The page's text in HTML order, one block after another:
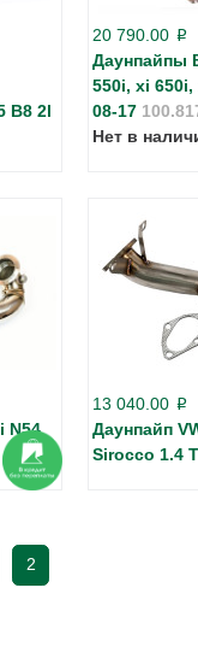
B8 2l
20 790.00 p
Даунпайпы
550i, xi 650i,
08-17
Нет в
N54
13 040.00 p
Даунпайп
Sirocco 1.4
2